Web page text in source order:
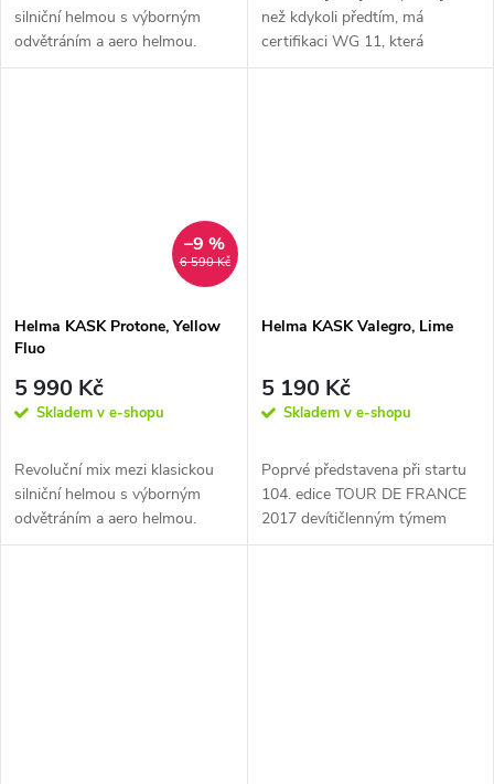
silniční helmou s výborným
odvětráním a aero helmou.
Testováno ve větrném tunelu
než kdykoli předtím, má
certifikaci WG 11, která
překračuje evropské
6 590 Kč
–9 %
Helma KASK Protone, Yellow
Fluo
5 990 Kč
Skladem v e-shopu
Revoluční mix mezi klasickou
silniční helmou s výborným
odvětráním a aero helmou.
Testováno ve větrném tunelu
Helma KASK Valegro, Lime
5 190 Kč
Skladem v e-shopu
Poprvé představena při startu
104. edice TOUR DE FRANCE
2017 devítičlenným týmem
závodníků týmu SKY včetně